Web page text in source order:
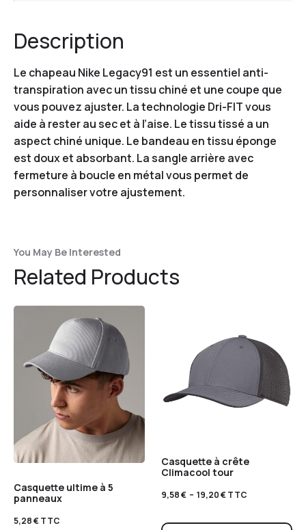
Description
Le chapeau Nike Legacy91 est un essentiel anti-
transpiration avec un tissu chiné et une coupe que
vous pouvez ajuster. La technologie Dri-FIT vous
aide à rester au sec et à l’aise. Le tissu tissé a un
aspect chiné unique. Le bandeau en tissu éponge
est doux et absorbant. La sangle arrière avec
fermeture à boucle en métal vous permet de
personnaliser votre ajustement.
You May Be Interested
Related Products
Casquette ultime à 5
panneaux
5,28€TTC
Casquette à crête
Climacool tour
9,58€ – 19,20€TTC